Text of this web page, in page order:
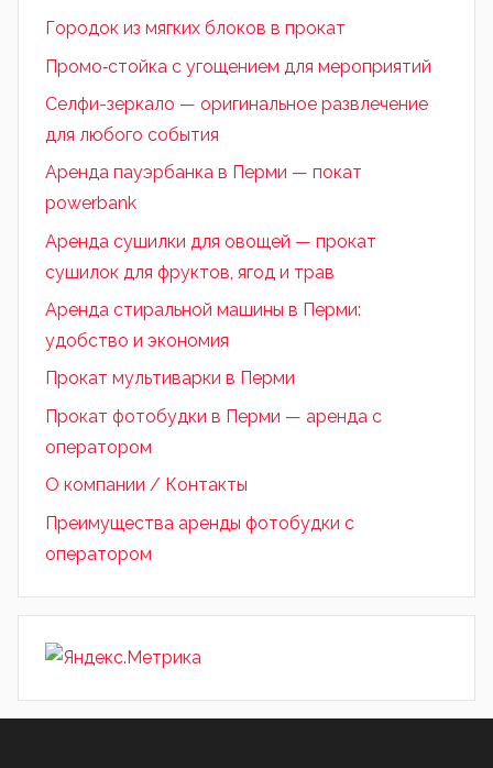
Городок из мягких блоков в прокат
Промо‑стойка с угощением для мероприятий
Селфи-зеркало — оригинальное развлечение
для любого события
Аренда пауэрбанка в Перми — покат
powerbank
Аренда сушилки для овощей — прокат
сушилок для фруктов, ягод и трав
Аренда стиральной машины в Перми:
удобство и экономия
Прокат мультиварки в Перми
Прокат фотобудки в Перми — аренда с
оператором
О компании / Контакты
Преимущества аренды фотобудки с
оператором